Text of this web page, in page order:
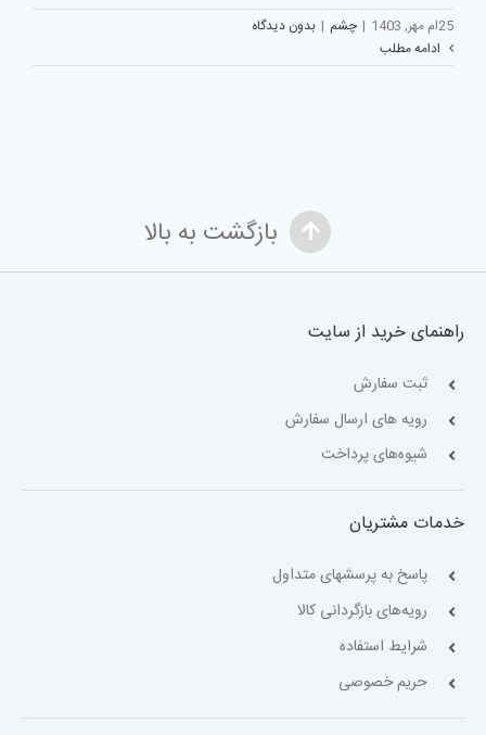
25ام مهر, 1403 | چشم | بدون دیدگاه
ادامه مطلب
بازگشت به بالا
راهنمای خرید از سایت
ثبت سفارش
رویه های ارسال سفارش
شیوه‌های پرداخت
خدمات مشتریان
پاسخ به پرسشهای متداول
رویه‌های بازگردانی کالا
شرایط استفاده
حریم خصوصی